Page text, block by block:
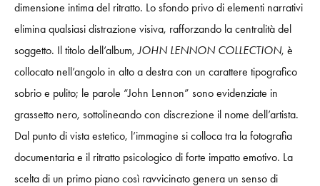
dimensione intima del ritratto. Lo sfondo privo di elementi narrativi
elimina qualsiasi distrazione visiva, rafforzando la centralità del
soggetto. Il titolo dell’album,JOHN LENNON COLLECTION, è
collocato nell’angolo in alto a destra con un carattere tipografico
sobrio e pulito; le parole “John Lennon” sono evidenziate in
grassetto nero, sottolineando con discrezione il nome dell’artista.
Dal punto di vista estetico, l’immagine si colloca tra la fotografia
documentaria e il ritratto psicologico di forte impatto emotivo. La
scelta di un primo piano così ravvicinato genera un senso di